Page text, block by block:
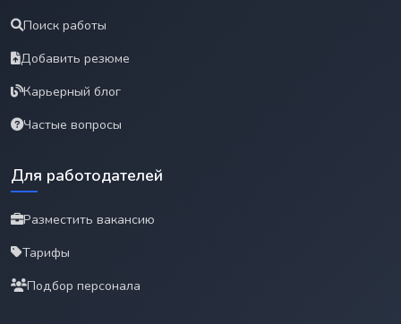
Поиск работы
Добавить резюме
Карьерный блог
Частые вопросы
Для работодателей
Разместить вакансию
Тарифы
Подбор персонала